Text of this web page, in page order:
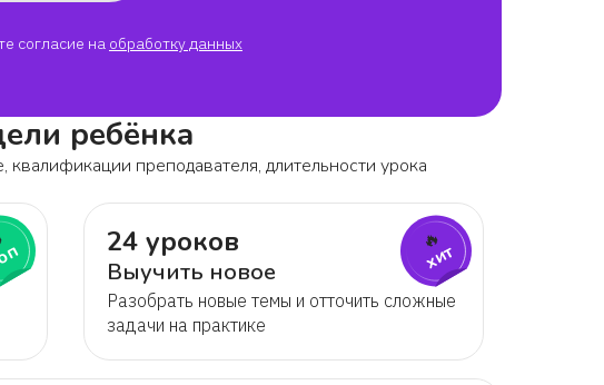
согласие на обработку данных
ребёнка
преподавателя, длительности урока
24 уроков
Выучить новое
Разобрать новые темы и отточить сложные
задачи на практике
🔥
хит